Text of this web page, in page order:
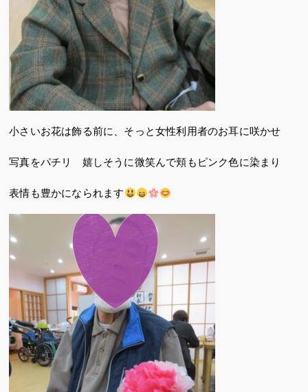
小さいお花は飾る前に、そっと女性利用者のお耳に咲かせ
写真をパチリ 嬉しそうに微笑んで頬もピンク色に染まり
表情も豊かになられます